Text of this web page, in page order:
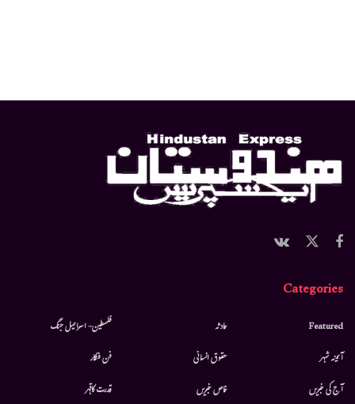
Categories
Featured
آئینہ شہر
آج کی خبریں
حادثہ
حقوق انسانی
خاص خبریں
فلسطین- اسرائیل جنگ
فن فنکار
قدرت کاقہر